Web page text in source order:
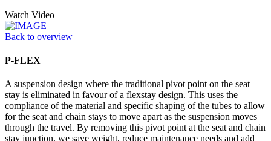
Watch Video
Back to overview
P-FLEX
A suspension design where the traditional pivot point on the seat
stay is eliminated in favour of a flexstay design. This uses the
compliance of the material and specific shaping of the tubes to allow
for the seat and chain stays to move apart as the suspension moves
through the travel. By removing this pivot point at the seat and chain
stay junction, we save weight, reduce maintenance needs and add